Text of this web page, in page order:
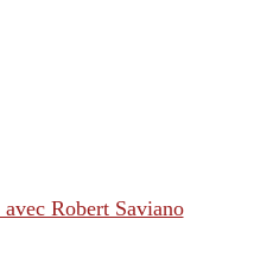
Robert Saviano